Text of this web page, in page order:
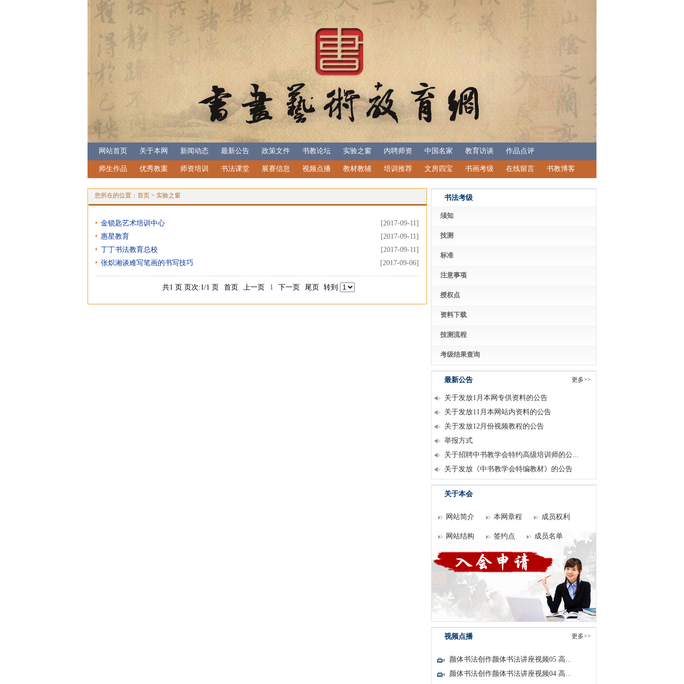
网站首页 关于本网 新闻动态 最新公告 政策文件 书教论坛 实验之窗 内聘师资 中国名家 教育访谈 作品点评
师生作品 优秀教案 师资培训 书法课堂 展赛信息 视频点播 教材教辅 培训推荐 文房四宝 书画考级 在线留言 书教博客
您所在的位置： 首页 > 实验之窗
[2017-09-11]
金锁匙艺术培训中心
[2017-09-11]
惠星教育
[2017-09-11]
丁丁书法教育总校
[2017-09-06]
张炽湘谈难写笔画的书写技巧
共1 页 页次:1/1 页 首页 上一页 1 下一页 尾页 转到
书法考级
须知
技测
标准
注意事项
授权点
资料下载
技测流程
考级结果查询
更多>>
最新公告
关于发放1月本网专供资料的公告
关于发放11月本网站内资料的公告
关于发放12月份视频教程的公告
举报方式
关于招聘中书教学会特约高级培训师的公...
关于发放《中书教学会特编教材》的公告
关于本会
网站简介 本网章程 成员权利
网站结构 签约点 成员名单
更多>>
视频点播
颜体书法创作颜体书法讲座视频05 高...
颜体书法创作颜体书法讲座视频04 高...